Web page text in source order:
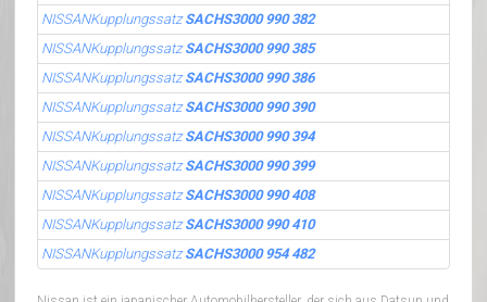
NISSANKupplungssatzSACHS3000 990 382
NISSANKupplungssatzSACHS3000 990 385
NISSANKupplungssatzSACHS3000 990 386
NISSANKupplungssatzSACHS3000 990 390
NISSANKupplungssatzSACHS3000 990 394
NISSANKupplungssatzSACHS3000 990 399
NISSANKupplungssatzSACHS3000 990 408
NISSANKupplungssatzSACHS3000 990 410
NISSANKupplungssatzSACHS3000 954 482